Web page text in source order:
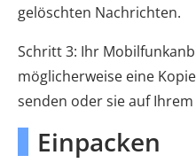
gelöschten Nachrichten.
Schritt 3: Ihr
möglicherweise eine
senden oder sie auf
Einpacken